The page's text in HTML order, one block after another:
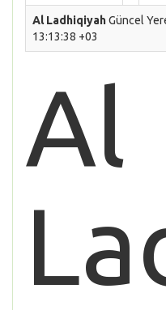
Al LadhiqiyahGüncel
13:13:38 +03
Al